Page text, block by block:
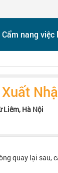
Cẩm nang việc
Liêm, Hà Nội
quay lại sau,